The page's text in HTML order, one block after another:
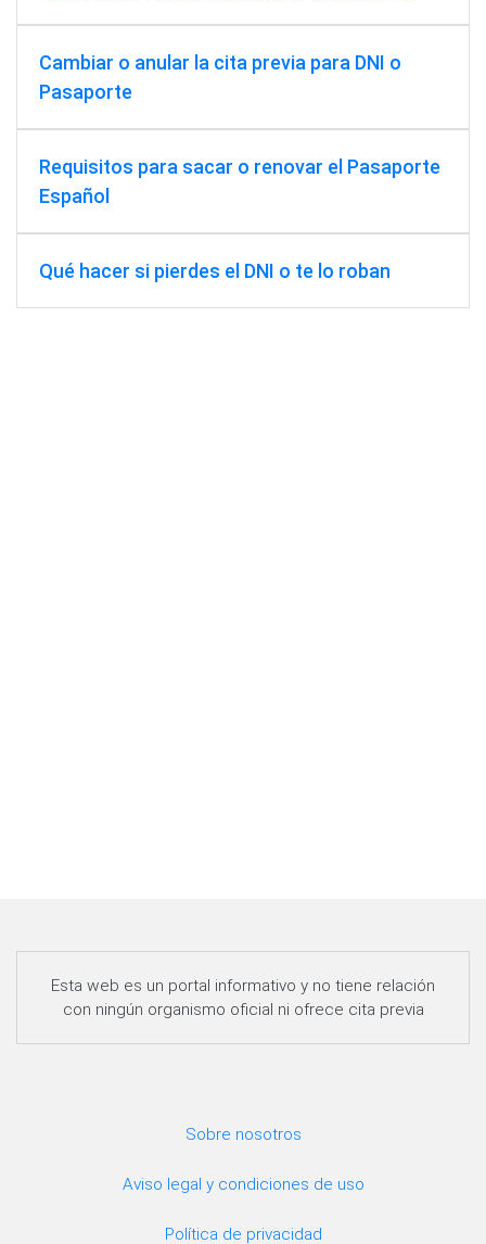
Cambiar o anular la cita previa para DNI o
Pasaporte
Requisitos para sacar o renovar el Pasaporte
Español
Qué hacer si pierdes el DNI o te lo roban
Esta web es un portal informativo y no tiene relación
con ningún organismo oficial ni ofrece cita previa
Sobre nosotros
Aviso legal y condiciones de uso
Política de privacidad